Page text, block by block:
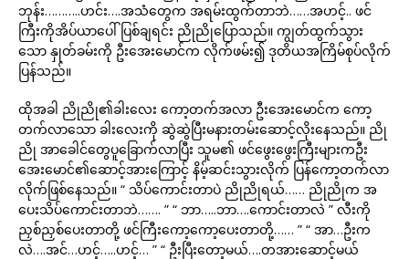
ဘုန်း………..ဟင်း….အသံတွေက အရမ်းထွက်တာဘဲ……အဟင့်.. ဖင်
ကြီးကိုအိပ်ယာပေါ်ပြစ်ချရင်း ညိုညိုပြောသည်။ ကျွတ်ထွက်သွား
သော နှုတ်ခမ်းကို ဦးအေးမောင်က လိုက်ဖမ်း၍ ဒုတိယအကြိမ်စုပ်လိုက်
ပြန်သည်။
ထိုအခါ ညိုညို၏ခါးလေး ကော့တက်အလာ ဦးအေးမောင်က ကော့
တက်လာသော ခါးလေးကို ဆွဲဆွဲပြီးမနားတမ်းဆောင့်လိုးနေသည်။ ညို
ညို အာခေါင်တွေပူခြောက်လာပြီး သူမ၏ ဖင်ဖွေးဖွေးကြီးများကဦး
အေးမောင်၏ဆောင့်အားကြောင့် နိမ့်ဆင်းသွားလိုက် ပြန်ကော့တက်လာ
လိုက်ဖြစ်နေသည်။ “ သိပ်ကောင်းတာပဲ ညိုညိုရယ်…… ညိုညိုက အ
ပေးသိပ်ကောင်းတာဘဲ……. ” “ ဘာ…..ဘာ….ကောင်းတာလဲ ” လီးကို
ညှစ်ညှစ်ပေးတာတို့ ဖင်ကြီးကော့ကော့ပေးတာတို့…… ” “ အာ…ဦးက
လဲ….အင်…ဟင့်…..ဟင့်… ” “ ဦးပြီးတော့မယ်….တအားဆောင့်မယ်